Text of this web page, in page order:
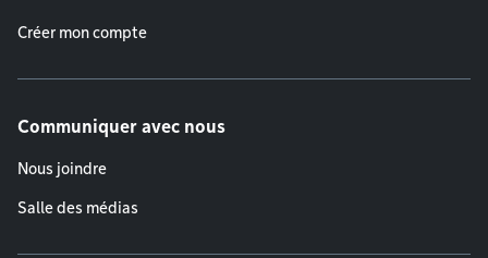
Créer mon compte
Communiquer avec nous
Nous joindre
Salle des médias